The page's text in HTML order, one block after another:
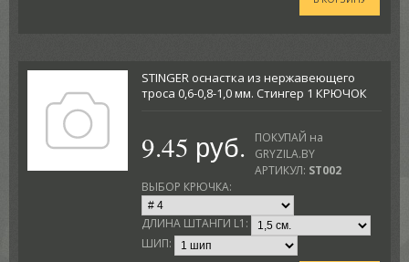
STINGER оснастка из нержавеющего
троса 0,6-0,8-1,0 мм. Стингер 1 КРЮЧОК
9.45 руб.
ПОКУПАЙ на
GRYZILA.BY
АРТИКУЛ: ST002
ВЫБОР КРЮЧКА:
ДЛИНА ШТАНГИ L1:
ШИП: